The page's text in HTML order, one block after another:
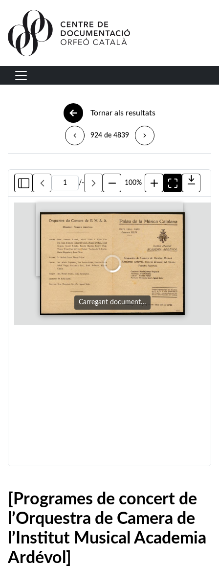
Vés al contingut
Navegació principal
Tornar als resultats
924 de 4839
/- 100%
Carregant document…
[Programes de concert de
l’Orquestra de Camera de
l’Institut Musical Academia
Ardévol]